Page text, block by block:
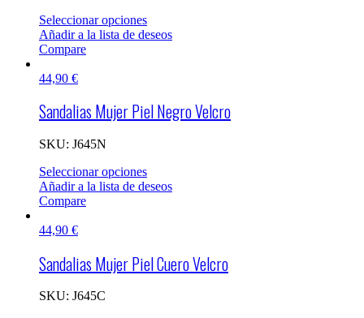
Seleccionar opciones
Añadir a la lista de deseos
Compare
44,90 €
Sandalias Mujer Piel Negro Velcro
SKU: J645N
Seleccionar opciones
Añadir a la lista de deseos
Compare
44,90 €
Sandalias Mujer Piel Cuero Velcro
SKU: J645C